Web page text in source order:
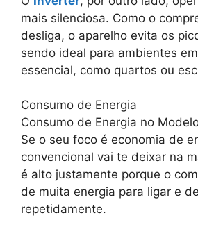
mais silenciosa. Como o
desliga, o aparelho evita os
sendo ideal para ambientes
essencial, como quartos ou
Consumo de Energia
Consumo de Energia no
Se o seu foco é economia de
convencional vai te deixar na
é alto justamente porque o
de muita energia para ligar e
repetidamente.